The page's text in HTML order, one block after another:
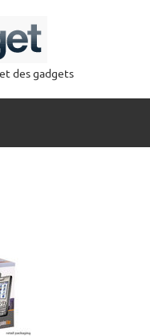
des gadgets